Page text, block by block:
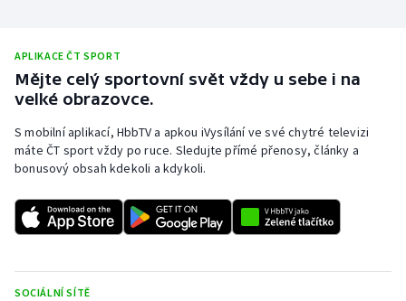
APLIKACE ČT SPORT
Mějte celý sportovní svět vždy u sebe i na
velké obrazovce.
S mobilní aplikací, HbbTV a apkou iVysílání ve své chytré televizi
máte ČT sport vždy po ruce. Sledujte přímé přenosy, články a
bonusový obsah kdekoli a kdykoli.
SOCIÁLNÍ SÍTĚ